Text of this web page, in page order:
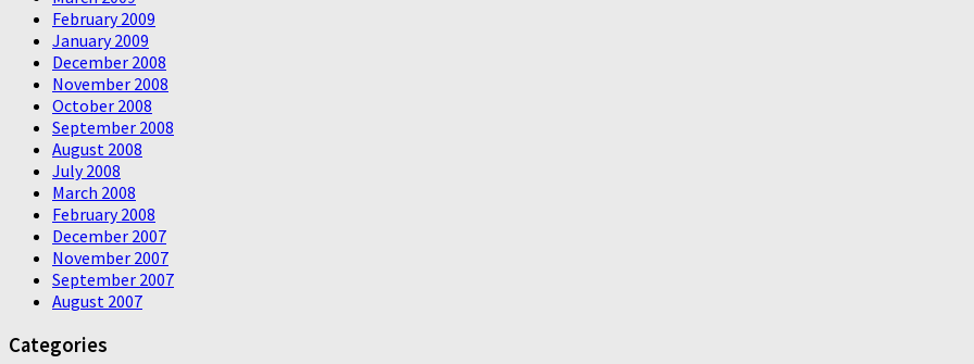
February 2009
January 2009
December 2008
November 2008
October 2008
September 2008
August 2008
July 2008
March 2008
February 2008
December 2007
November 2007
September 2007
August 2007
Categories